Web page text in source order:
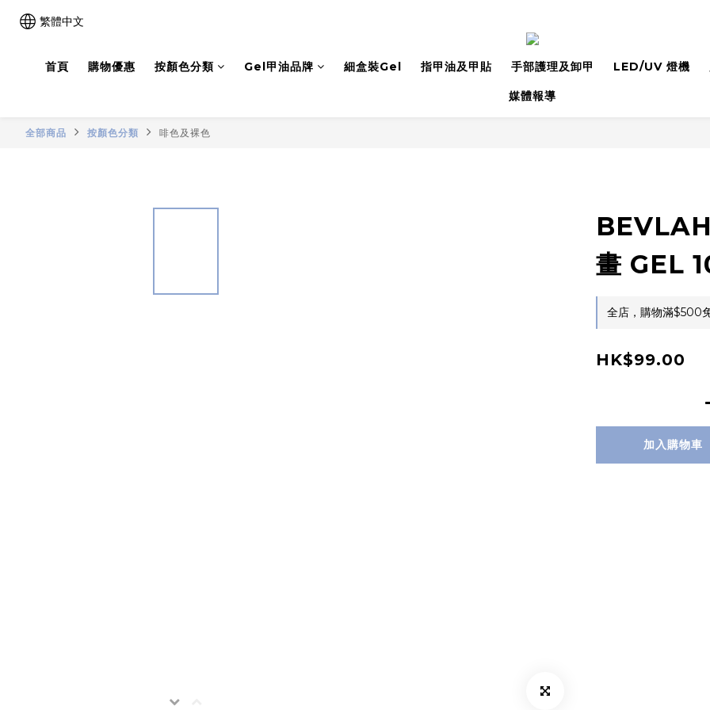
繁體中文
首頁 購物優惠 按顏色分類 Gel甲油品牌 細盒裝Gel 指甲油及甲貼 手部護理及卸甲 LED/UV 燈機
媒體報導
全部商品 按顏色分類 啡色及裸色
畫 GEL
全店，購物滿$500
HK$99.00
加入購物車